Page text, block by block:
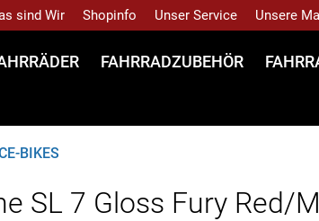
sind Wir Shopinfo Unser Service Unsere
FAHRRADZUBEHÖR
BIKES
SL 7 Gloss Fury Red/